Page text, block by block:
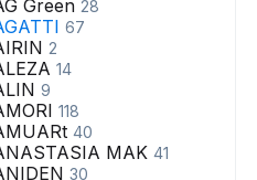
Green 28
67
2
14
9
118
40
MAK 41
30